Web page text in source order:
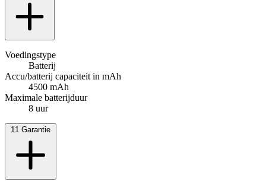
Voedingstype
Batterij
Accu/batterij capaciteit in mAh
4500 mAh
Maximale batterijduur
8 uur
11 Garantie